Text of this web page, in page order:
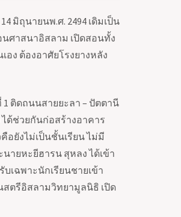
14 มิถุนายนพ.ศ. 2494 เดิมเป็น
นศาสนาอิสลาม เปิดสอนทั้ง
ง ต้องอาศัยโรงยางหลัง
1 ติดถนนสายยะลา – ปัตตานี
ด้ช่วยกันก่อสร้างอาคาร
อยังไม่เป็นชั้นเรียน ไม่มี
นายหะยีฮารน สุหลง ได้เข้า
เฉพาะนักเรียนชายเข้า
สตรีอิสลามวิทยามูลนิธิ เปิด